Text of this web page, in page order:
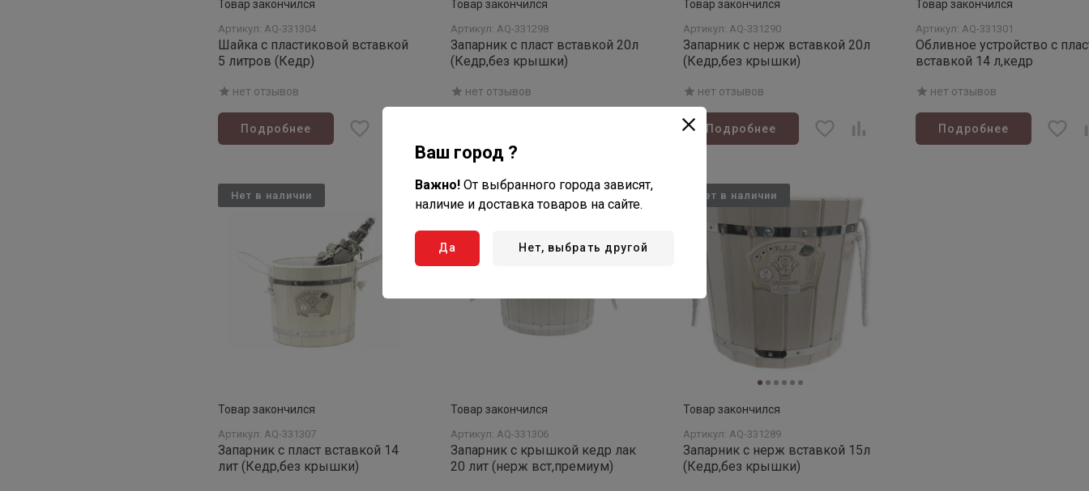
Товар закончился
Артикул: AQ-331304
Шайка с пластиковой вставкой
5 литров (Кедр)
нет отзывов
Подробнее
Товар закончился
Артикул: AQ-331298
Запарник с пласт вставкой 20л
(Кедр,без крышки)
нет отзывов
Товар закончился
Артикул: AQ-331290
Запарник с нерж вставкой 20л
(Кедр,без крышки)
нет отзывов
Подробнее
Товар закончился
Артикул: AQ-331301
Обливное устройство с
вставкой 14 л,кедр
нет отзывов
Подробнее
Товар закончился
Артикул: AQ-331307
Запарник с пласт вставкой 14
лит (Кедр,без крышки)
Нет в наличии
Товар закончился
Артикул: AQ-331306
Запарник с крышкой кедр лак
20 лит (нерж вст,премиум)
Нет в наличии
Товар закончился
Артикул: AQ-331289
Запарник с нерж вставкой 15л
(Кедр,без крышки)
Нет в наличии
Ваш город ?
Важно! От выбранного города зависят,
наличие и доставка товаров на сайте.
Да Нет, выбрать другой